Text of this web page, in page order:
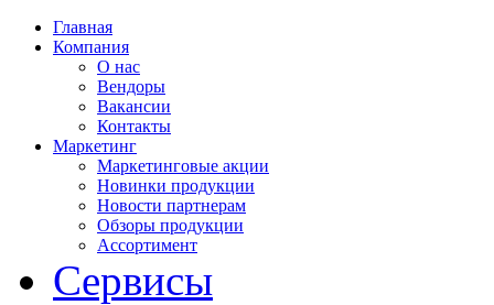
Главная
Компания
О нас
Вендоры
Вакансии
Контакты
Маркетинг
Маркетинговые акции
Новинки продукции
Новости партнерам
Обзоры продукции
Ассортимент
Сервисы